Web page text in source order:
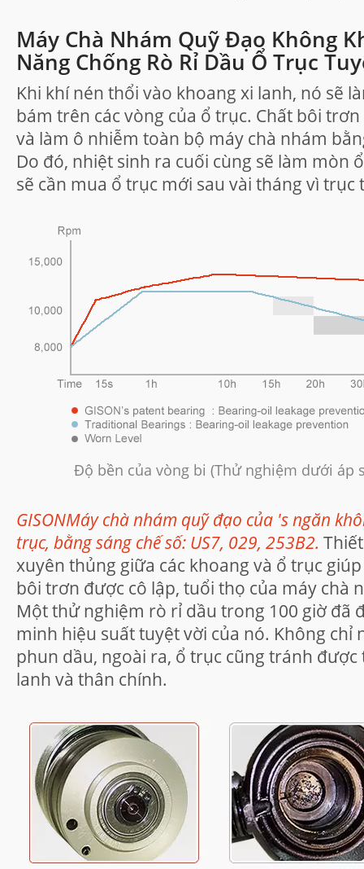
Máy Chà Nhám Quỹ Đạo Không
Năng Chống Rò Rỉ Dầu Ổ Trục
Khi khí nén thổi vào khoang xi lanh, nó sẽ
bám trên các vòng của ổ trục. Chất bôi
và làm ô nhiễm toàn bộ máy chà nhám
Do đó, nhiệt sinh ra cuối cùng sẽ làm mòn
sẽ cần mua ổ trục mới sau vài tháng vì trục
Độ bền của vòng bi (Thử nghiệm dưới áp
GISONMáy chà nhám quỹ đạo của 's ngăn
trục, bằng sáng chế số: US7, 029, 253B2.
xuyên thủng giữa các khoang và ổ trục
bôi trơn được cô lập, tuổi thọ của máy chà
Một thử nghiệm rò rỉ dầu trong 100 giờ đã
minh hiệu suất tuyệt vời của nó. Không chỉ
phun dầu, ngoài ra, ổ trục cũng tránh
lanh và thân chính.